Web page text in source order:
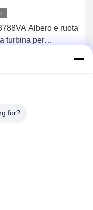
Albero e ruota
turbina per
Chatta Adesso
for?